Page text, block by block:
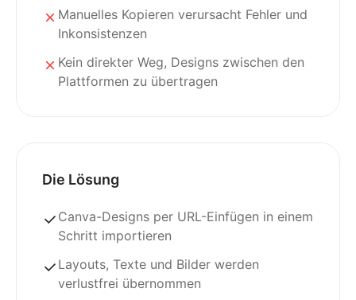
Manuelles Kopieren verursacht Fehler und
Inkonsistenzen
Kein direkter Weg, Designs zwischen den
Plattformen zu übertragen
Die Lösung
Canva-Designs per URL-Einfügen in einem
Schritt importieren
Layouts, Texte und Bilder werden
verlustfrei übernommen